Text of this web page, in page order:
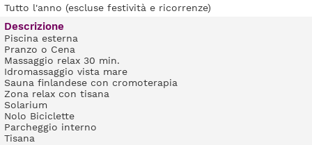
Tutto l'anno (escluse festività e ricorrenze)
Descrizione
Piscina esterna
Pranzo o Cena
Massaggio relax 30 min.
Idromassaggio vista mare
Sauna finlandese con cromoterapia
Zona relax con tisana
Solarium
Nolo Biciclette
Parcheggio interno
Tisana